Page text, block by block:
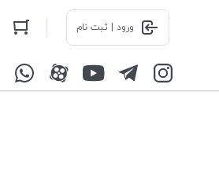
ورود | ثبت نام